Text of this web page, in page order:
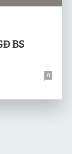
BS
0